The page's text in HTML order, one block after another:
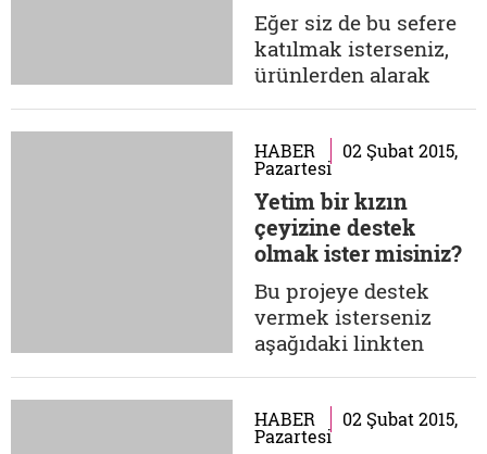
çarşı kuruldu. Siz de
bu değerli projeye
katkıda bulunabilir,
Eğer siz de bu sefere
katılmak isterseniz,
ürünlerden alarak
olabilirsiniz. İletişim:
Mücahide Uludağ
05312951266
Erzurum/Yakutiye
HABER 02 Şubat 2015,
Pazartesi
Yetim bir kızın
çeyizine destek
olmak ister misiniz?
Bu projeye destek
vermek isterseniz
aşağıdaki linkten
besirdernegi.org
HABER 02 Şubat 2015,
Pazartesi